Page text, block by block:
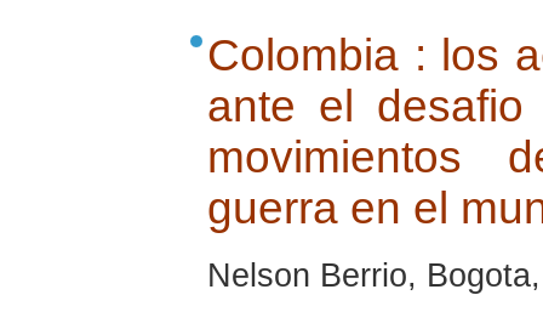
Colombia : los
ante el
movimientos
guerra en el
Nelson Berrio,